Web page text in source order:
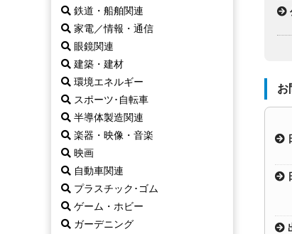
お
鉄道・船舶関連
家電／情報・通信
眼鏡関連
建築・建材
環境エネルギー
スポーツ･自転車
半導体製造関連
楽器・映像・音楽
映画
自動車関連
プラスチック･ゴム
ゲーム・ホビー
ガーデニング